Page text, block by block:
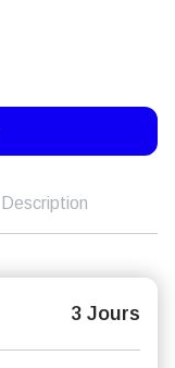
Description
3 Jours